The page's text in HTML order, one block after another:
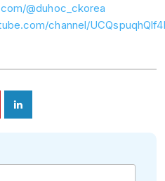
@duhoc_ckorea
channel/